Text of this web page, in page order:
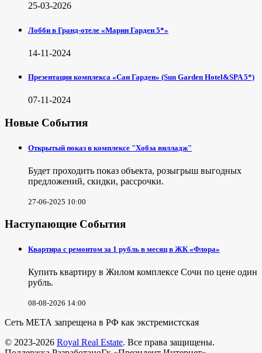
25-03-2026
Лобби в Гранд-отеле «Марин Гарден 5*»
14-11-2024
Презентация комплекса «Сан Гарден» (Sun Garden Hotel&SPA 5*)
07-11-2024
Новые События
Открытый показ в комплексе "Хобза вилладж"
Будет проходить показ объекта, розыгрыш выгодных
предложений, скидки, рассрочки.
27-06-2025 10:00
Наступающие События
Квартира с ремонтом за 1 рубль в месяц в ЖК «Флора»
Купить квартиру в Жилом комплексе Сочи по цене один
рубль.
08-08-2026 14:00
Сеть МЕТА запрещена в РФ как экстремистская
© 2023-2026 Royal Real Estate. Все права защищены.